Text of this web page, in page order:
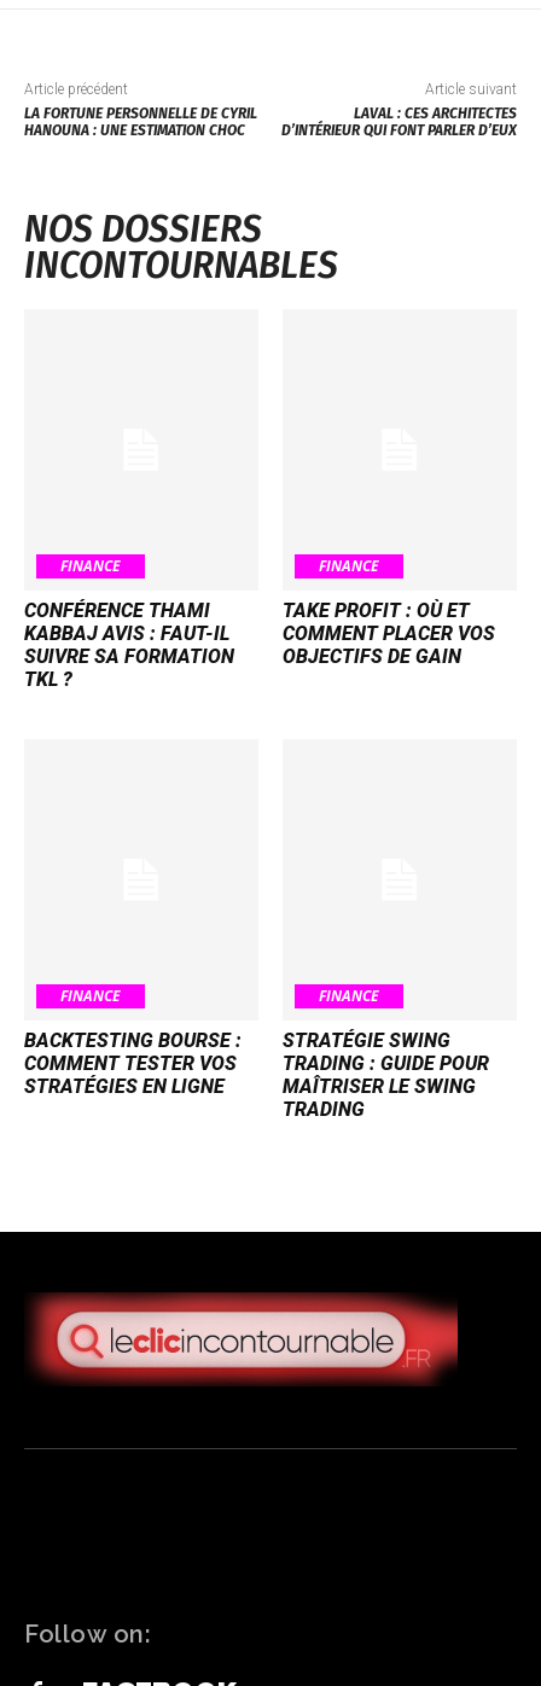
Article précédent
LA FORTUNE PERSONNELLE DE CYRIL
HANOUNA : UNE ESTIMATION CHOC
Article suivant
LAVAL : CES ARCHITECTES
D’INTÉRIEUR QUI FONT PARLER D’EUX
NOS DOSSIERS
INCONTOURNABLES
FINANCE
CONFÉRENCE THAMI
KABBAJ AVIS : FAUT-IL
SUIVRE SA FORMATION
TKL ?
FINANCE
TAKE PROFIT : OÙ ET
COMMENT PLACER VOS
OBJECTIFS DE GAIN
FINANCE
BACKTESTING BOURSE :
COMMENT TESTER VOS
STRATÉGIES EN LIGNE
FINANCE
STRATÉGIE SWING
TRADING : GUIDE POUR
MAÎTRISER LE SWING
TRADING
Follow on: